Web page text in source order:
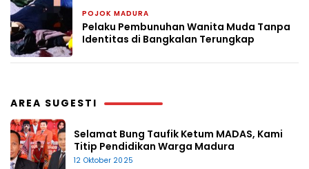
POJOK MADURA
Pelaku Pembunuhan Wanita Muda Tanpa
Identitas di Bangkalan Terungkap
AREA SUGESTI
Selamat Bung Taufik Ketum MADAS, Kami
Titip Pendidikan Warga Madura
12 Oktober 2025